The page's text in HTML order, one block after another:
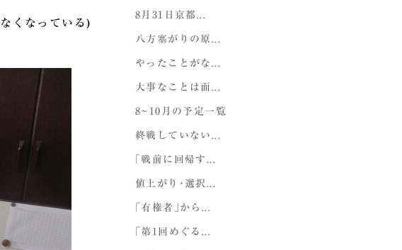
くなっている)
8月31日京都...
八方塞がりの原...
やったことがな...
大事なことは面...
8~10月の予定一覧
終戦していない...
｢戦前に回帰す...
値上がり･選択...
｢有権者｣から...
｢第1回めぐる...